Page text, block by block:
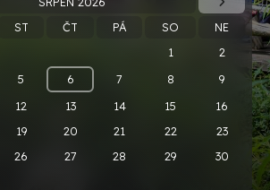
ST ČT PÁ SO
NE
1
2
5 6 7 8
9
12 13 14 15
16
19 20 21 22
23
26 27 28 29
30